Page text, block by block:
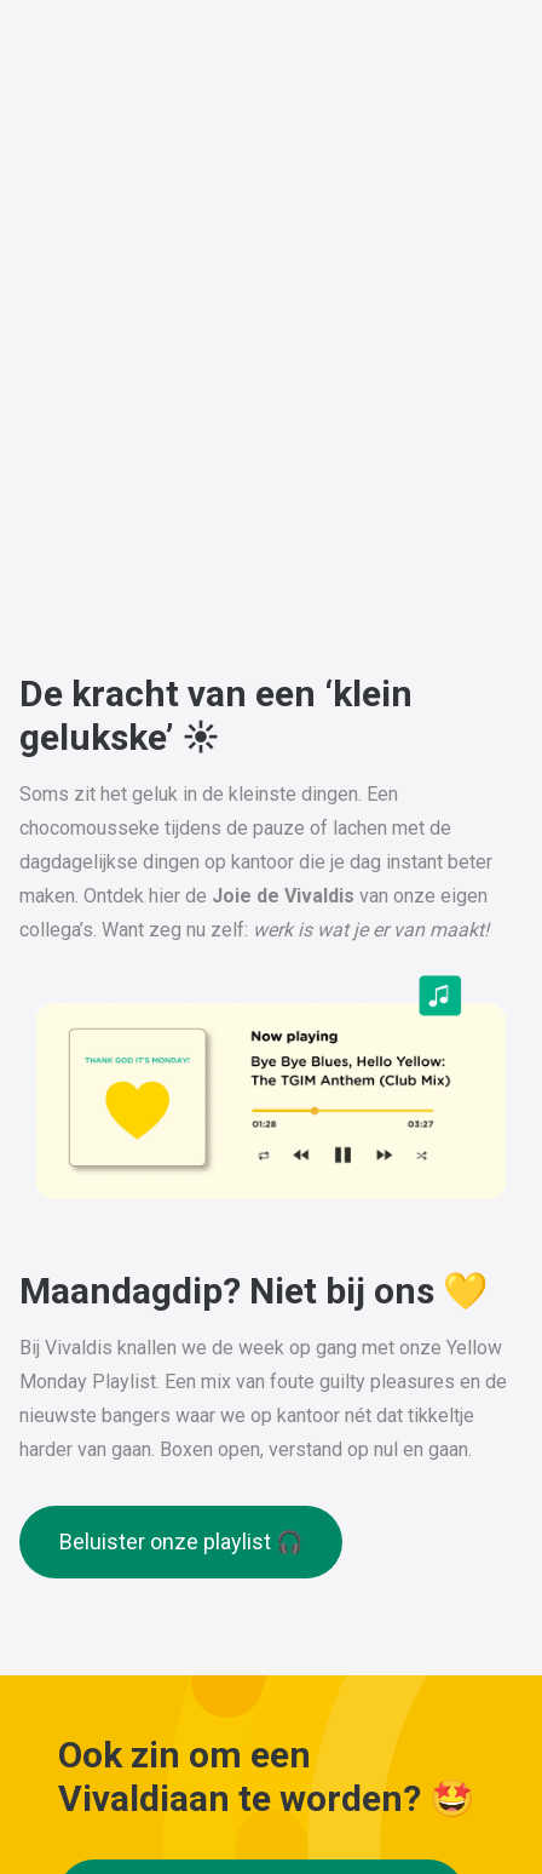
De kracht van een ‘klein
gelukske’ ☀️
Soms zit het geluk in de kleinste dingen. Een
chocomousseke tijdens de pauze of lachen met de
dagdagelijkse dingen op kantoor die je dag instant beter
maken. Ontdek hier de Joie de Vivaldis van onze eigen
collega’s. Want zeg nu zelf: werk is wat je er van maakt!
Maandagdip? Niet bij ons 💛
Bij Vivaldis knallen we de week op gang met onze Yellow
Monday Playlist. Een mix van foute guilty pleasures en de
nieuwste bangers waar we op kantoor nét dat tikkeltje
harder van gaan. Boxen open, verstand op nul en gaan.
Beluister onze playlist 🎧
Ook zin om een
Vivaldiaan te worden? 🤩